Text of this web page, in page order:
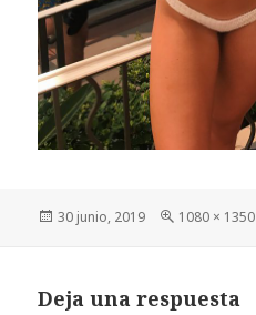
Publicado
30 junio, 2019
Tamaño
1080 × 1350
Deja una respuesta